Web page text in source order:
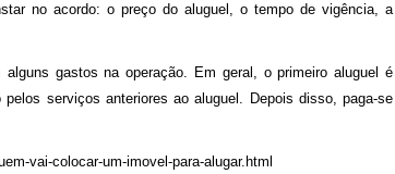
no acordo: o preço do aluguel, o tempo de vigência, a
gastos na operação. Em geral, o primeiro aluguel é
serviços anteriores ao aluguel. Depois disso, paga-se
vai-colocar-um-imovel-para-alugar.html